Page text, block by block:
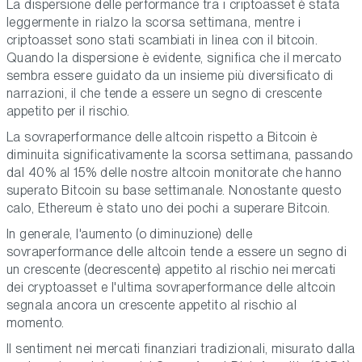
La dispersione delle performance tra i criptoasset è stata
leggermente in rialzo la scorsa settimana, mentre i
criptoasset sono stati scambiati in linea con il bitcoin.
Quando la dispersione è evidente, significa che il mercato
sembra essere guidato da un insieme più diversificato di
narrazioni, il che tende a essere un segno di crescente
appetito per il rischio.
La sovraperformance delle altcoin rispetto a Bitcoin è
diminuita significativamente la scorsa settimana, passando
dal 40% al 15% delle nostre altcoin monitorate che hanno
superato Bitcoin su base settimanale. Nonostante questo
calo, Ethereum è stato uno dei pochi a superare Bitcoin.
In generale, l'aumento (o diminuzione) delle
sovraperformance delle altcoin tende a essere un segno di
un crescente (decrescente) appetito al rischio nei mercati
dei cryptoasset e l'ultima sovraperformance delle altcoin
segnala ancora un crescente appetito al rischio al
momento.
Il sentiment nei mercati finanziari tradizionali, misurato dalla